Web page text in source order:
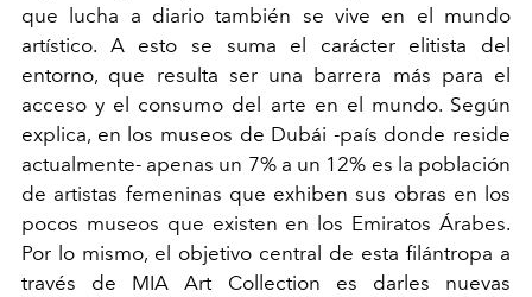
que lucha a diario también se vive en el mundo
artístico. A esto se suma el carácter elitista del
entorno, que resulta ser una barrera más para el
acceso y el consumo del arte en el mundo. Según
explica, en los museos de Dubái -país donde reside
actualmente- apenas un 7% a un 12% es la población
de artistas femeninas que exhiben sus obras en los
pocos museos que existen en los Emiratos Árabes.
Por lo mismo, el objetivo central de esta filántropa a
través de MIA Art Collection es darles nuevas